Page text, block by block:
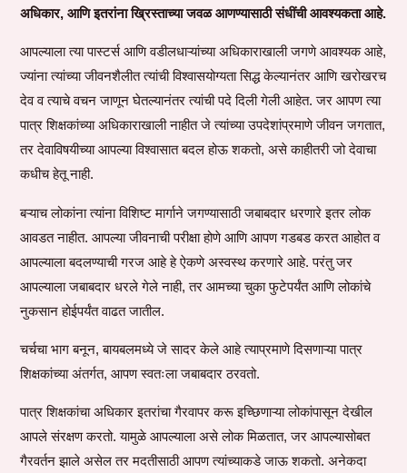
अधिकार, आणि इतरांना ख्रिस्ताच्या जवळ आणण्यासाठी संधींची आवश्यकता आहे.
आपल्याला त्या पास्टर्स आणि वडीलधाऱ्यांच्या अधिकाराखाली जगणे आवश्यक आहे,
ज्यांना त्यांच्या जीवनशैलीत त्यांची विश्वासयोग्यता सिद्ध केल्यानंतर आणि खरोखरच
देव व त्याचे वचन जाणून घेतल्यानंतर त्यांची पदे दिली गेली आहेत. जर आपण त्या
पात्र शिक्षकांच्या अधिकाराखाली नाहीत जे त्यांच्या उपदेशांप्रमाणे जीवन जगतात,
तर देवाविषयीच्या आपल्या विश्वासात बदल होऊ शकतो, असे काहीतरी जो देवाचा
कधीच हेतू नाही.
बऱ्याच लोकांना त्यांना विशिष्ट मार्गाने जगण्यासाठी जबाबदार धरणारे इतर लोक
आवडत नाहीत. आपल्या जीवनाची परीक्षा होणे आणि आपण गडबड करत आहोत व
आपल्याला बदलण्याची गरज आहे हे ऐकणे अस्वस्थ करणारे आहे. परंतु जर
आपल्याला जबाबदार धरले गेले नाही, तर आमच्या चुका फुटेपर्यंत आणि लोकांचे
नुकसान होईपर्यंत वाढत जातील.
चर्चचा भाग बनून, बायबलमध्ये जे सादर केले आहे त्याप्रमाणे दिसणाऱ्या पात्र
शिक्षकांच्या अंतर्गत, आपण स्वतःला जबाबदार ठरवतो.
पात्र शिक्षकांचा अधिकार इतरांचा गैरवापर करू इच्छिणाऱ्या लोकांपासून देखील
आपले संरक्षण करतो. यामुळे आपल्याला असे लोक मिळतात, जर आपल्यासोबत
गैरवर्तन झाले असेल तर मदतीसाठी आपण त्यांच्याकडे जाऊ शकतो. अनेकदा